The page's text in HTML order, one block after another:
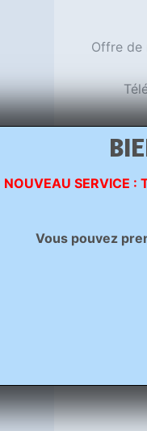
Offre de
NOUVEAU SERVICE :
Vous pouvez